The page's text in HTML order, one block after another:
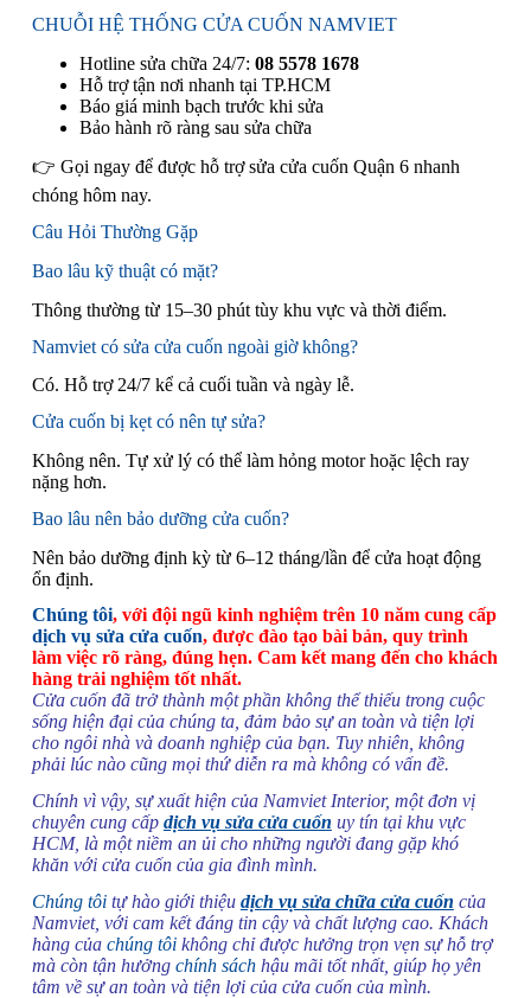
CHUỖI HỆ THỐNG CỬA CUỐN NAMVIET
Hotline sửa chữa 24/7: 08 5578 1678
Hỗ trợ tận nơi nhanh tại TP.HCM
Báo giá minh bạch trước khi sửa
Bảo hành rõ ràng sau sửa chữa
👉 Gọi ngay để được hỗ trợ sửa cửa cuốn Quận 6 nhanh
chóng hôm nay.
Câu Hỏi Thường Gặp
Bao lâu kỹ thuật có mặt?
Thông thường từ 15–30 phút tùy khu vực và thời điểm.
Namviet có sửa cửa cuốn ngoài giờ không?
Có. Hỗ trợ 24/7 kể cả cuối tuần và ngày lễ.
Cửa cuốn bị kẹt có nên tự sửa?
Không nên. Tự xử lý có thể làm hỏng motor hoặc lệch ray
nặng hơn.
Bao lâu nên bảo dưỡng cửa cuốn?
Nên bảo dưỡng định kỳ từ 6–12 tháng/lần để cửa hoạt động
ổn định.
Chúng tôi, với đội ngũ kinh nghiệm trên 10 năm cung cấp
dịch vụ sửa cửa cuốn, được đào tạo bài bản, quy trình
làm việc rõ ràng, đúng hẹn. Cam kết mang đến cho khách
hàng trải nghiệm tốt nhất.
Cửa cuốn đã trở thành một phần không thể thiếu trong cuộc
sống hiện đại của chúng ta, đảm bảo sự an toàn và tiện lợi
cho ngôi nhà và doanh nghiệp của bạn. Tuy nhiên, không
phải lúc nào cũng mọi thứ diễn ra mà không có vấn đề.
Chính vì vậy, sự xuất hiện của Namviet Interior, một đơn vị
chuyên cung cấp dịch vụ sửa cửa cuốn uy tín tại khu vực
HCM, là một niềm an ủi cho những người đang gặp khó
khăn với cửa cuốn của gia đình mình.
Chúng tôitự hào giới thiệu dịch vụ sửa chữa cửa cuốn của
Namviet, với cam kết đáng tin cậy và chất lượng cao. Khách
hàng của chúng tôikhông chỉ được hưởng trọn vẹn sự hỗ trợ
mà còn tận hưởng chính sáchhậu mãi tốt nhất, giúp họ yên
tâm về sự an toàn và tiện lợi của cửa cuốn của mình.